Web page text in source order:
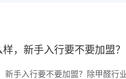
，新手入行要不要加盟？
新手入行要不要加盟？除甲醛行